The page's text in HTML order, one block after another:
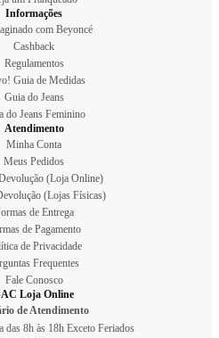
Informações
com Beyoncé
Cashback
Regulamentos
Guia de Medidas
Guia do Jeans
do Jeans Feminino
Atendimento
Minha Conta
Meus Pedidos
(Loja Online)
(Lojas Físicas)
de Entrega
de Pagamento
de Privacidade
Frequentes
Fale Conosco
Loja Online
de Atendimento
das 8h às 18h Exceto Feriados